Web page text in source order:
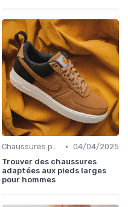
Chaussures pour Conditions Spécifiques • 04/04/2025
Trouver des chaussures
adaptées aux pieds larges
pour hommes